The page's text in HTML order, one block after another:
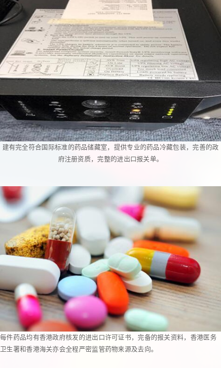
建有完全符合国际标准的药品储藏室，提供专业的药品冷藏包装，完善的政
府注册资质，完整的进出口报关单。
每件药品均有香港政府核发的进出口许可证书，完备的报关资料，香港医务
卫生署和香港海关亦会全程严密监管药物来源及去向。